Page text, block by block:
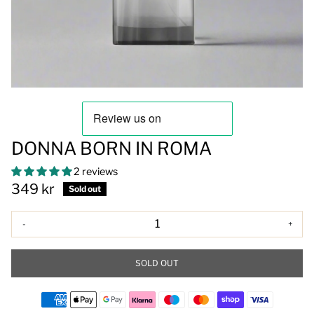
DONNA BORN IN ROMA
2 reviews
349 kr Sold out
- +
SOLD OUT